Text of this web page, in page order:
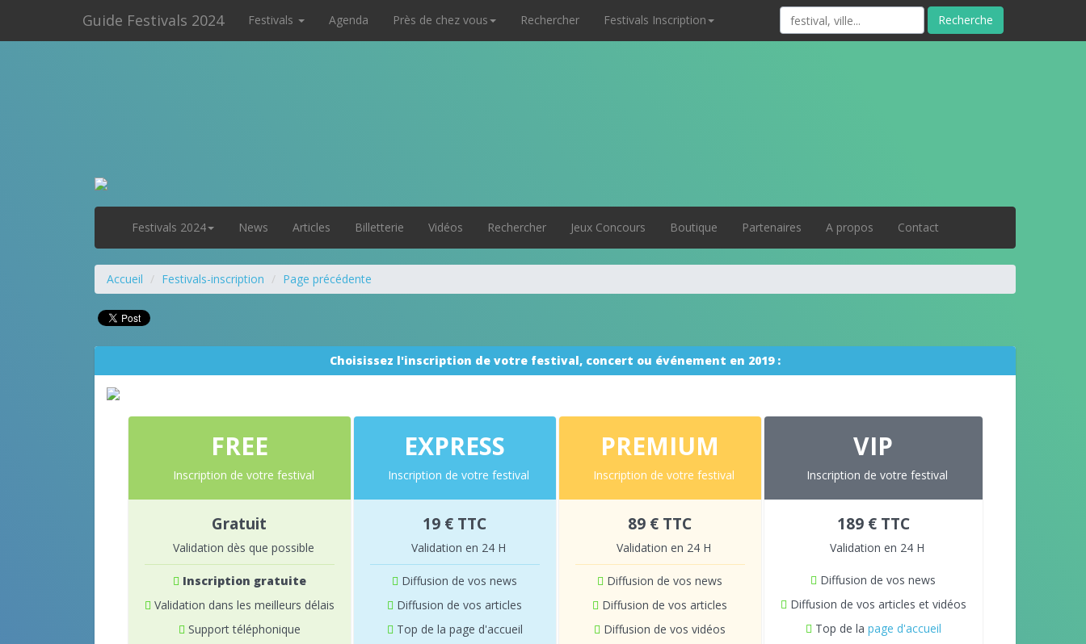
Guide Festivals 2024 Festivals Agenda Près de chez vous Rechercher Festivals Inscription Recherche
Festivals 2024 News Articles Billetterie Vidéos Rechercher Jeux Concours Boutique Partenaires A propos Contact
Accueil Festivals-inscription Page précédente
Choisissez l'inscription de votre festival, concert ou événement en 2019 :
FREE
Inscription de votre festival
Gratuit
Validation dès que possible
Inscription gratuite
Validation dans les meilleurs délais
Support téléphonique
EXPRESS
Inscription de votre festival
19 € TTC
Validation en 24 H
Diffusion de vos news
Diffusion de vos articles
Top de la page d'accueil
PREMIUM
Inscription de votre festival
89 € TTC
Validation en 24 H
Diffusion de vos news
Diffusion de vos articles
Diffusion de vos vidéos
VIP
Inscription de votre festival
189 € TTC
Validation en 24 H
Diffusion de vos news
Diffusion de vos articles et vidéos
Top de la page d'accueil